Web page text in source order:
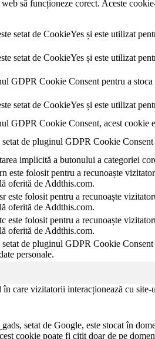
să funcționeze corect. Aceste
setat de CookieYes și este utilizat
setat de CookieYes și este utilizat
GDPR Cookie Consent pentru a
setat de CookieYes și este utilizat
GDPR Cookie Consent, acest
de pluginul GDPR Cookie
implicită a butonului a categoriei
este folosit pentru a recunoaște
oferită de Addthis.com.
este folosit pentru a recunoaște
oferită de Addthis.com.
este folosit pentru a recunoaște
oferită de Addthis.com.
de pluginul GDPR Cookie
personale.
care vizitatorii interacționează cu
setat de Google, este stocat în
cookie poate fi citit doar de pe